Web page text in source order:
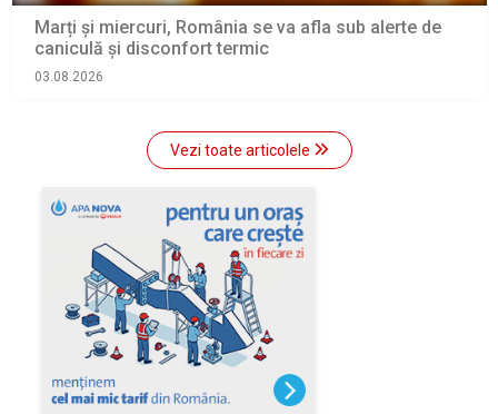
Marți și miercuri, România se va afla sub alerte de
caniculă și disconfort termic
03.08.2026
Vezi toate articolele